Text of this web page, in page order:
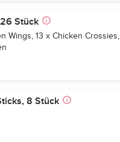
Stück
Wings, 13 x Chicken Crossies,
8 Stück